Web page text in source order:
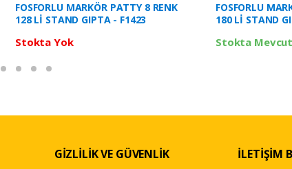
FOSFORLU MARKÖR PATTY 8 RENK
128 Lİ STAND GIPTA - F1423
Stokta Yok
FOSFORLU
180 Lİ STAND
Stokta Mevcut
GİZLİLİK VE GÜVENLİK İLETİŞİM